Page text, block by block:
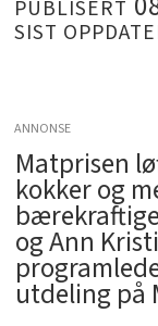
PUBLISERT
SIST
ANNONSE
Matprisen
kokker og
og Ann
utdeling på